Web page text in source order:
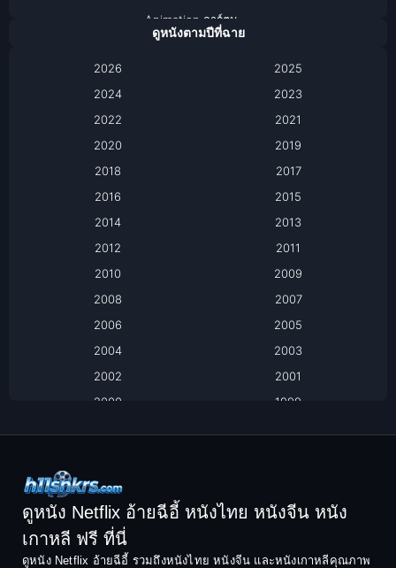
Animation การ์ตูน
Based on a True Story เรื่องจริง
Based on a True Story เรื่องจริง
Comedy ตลก
ดูหนังตามปีที่ฉาย
2026
2025
2024
2023
2022
2021
2020
2019
2018
2017
2016
2015
2014
2013
2012
2011
2010
2009
2008
2007
2006
2005
2004
2003
2002
2001
2000
1999
1994
1992
1991
1990
1988
1987
ดูหนัง Netflix อ้ายฉีอี้ หนังไทย หนังจีน หนัง
เกาหลี ฟรี ที่นี่
ดูหนัง Netflix อ้ายฉีอี้ รวมถึงหนังไทย หนังจีน และหนังเกาหลีคุณภาพ